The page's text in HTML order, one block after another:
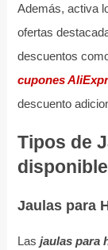
Además, activa
ofertas
descuentos
cupones
descuento
Tipos de
Jaulas para
Las jaulas para